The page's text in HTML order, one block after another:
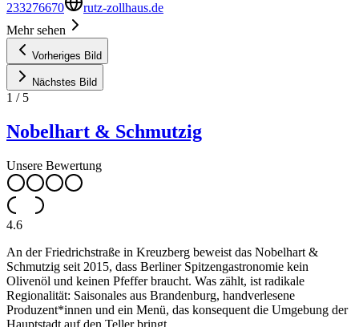
233276670
rutz-zollhaus.de
Mehr sehen
Vorheriges Bild
Nächstes Bild
1 / 5
Nobelhart & Schmutzig
Unsere Bewertung
4.6
An der Friedrichstraße in Kreuzberg beweist das Nobelhart &
Schmutzig seit 2015, dass Berliner Spitzengastronomie kein
Olivenöl und keinen Pfeffer braucht. Was zählt, ist radikale
Regionalität: Saisonales aus Brandenburg, handverlesene
Produzent*innen und ein Menü, das konsequent die Umgebung der
Hauptstadt auf den Teller bringt.